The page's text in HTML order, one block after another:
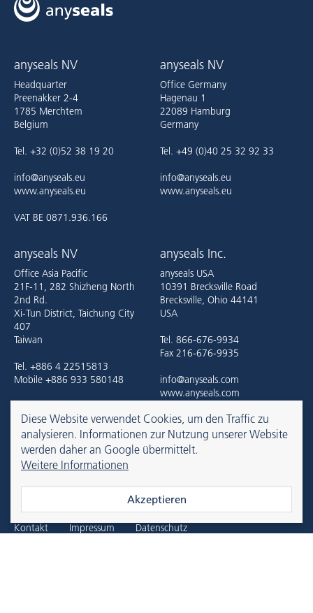
Diese Website verwendet Cookies, um den Traffic zu
analysieren. Informationen zur Nutzung unserer Website
werden daher an Google übermittelt.
Weitere Informationen
Akzeptieren
anyseals NV
Headquarter
Preenakker 2-4
1785 Merchtem
Belgium
Tel. +32 (0)52 38 19 20
info@anyseals.eu
www.anyseals.eu
VAT BE 0871.936.166
anyseals NV
Office Germany
Hagenau 1
22089 Hamburg
Germany
Tel. +49 (0)40 25 32 92 33
info@anyseals.eu
www.anyseals.eu
anyseals NV
Office Asia Pacific
21F-11, 282 Shizheng North
2nd Rd.
Xi-Tun District, Taichung City
407
Taiwan
Tel. +886 4 22515813
Mobile +886 933 580148
www.anyseals.tw
anyseals Inc.
anyseals USA
10391 Brecksville Road
Brecksville, Ohio 44141
USA
Tel. 866-676-9934
Fax 216-676-9935
info@anyseals.com
www.anyseals.com
anyseals is an Angst+Pfister company. For more information, please
Kontakt Impressum Datenschutz